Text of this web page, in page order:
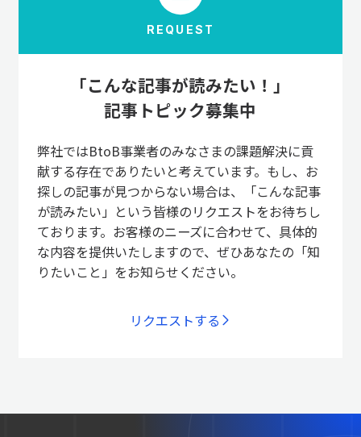
REQUEST
「こんな記事が読みたい！」
記事トピック募集中
弊社ではBtoB事業者のみなさまの課題解決に貢
献する存在でありたいと考えています。もし、お
探しの記事が見つからない場合は、「こんな記事
が読みたい」という皆様のリクエストをお待ちし
ております。お客様のニーズに合わせて、具体的
な内容を提供いたしますので、ぜひあなたの「知
りたいこと」をお知らせください。
リクエストする